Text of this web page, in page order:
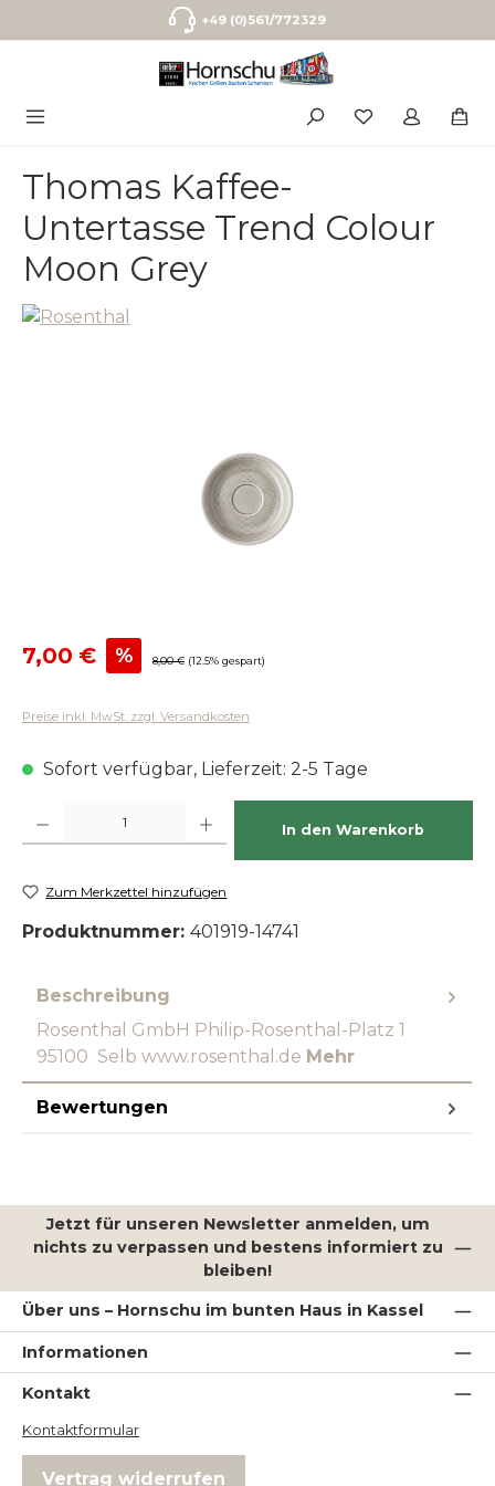
Zum Hauptinhalt springen+49 (0)561/772329
Thomas Kaffee-
Untertasse Trend Colour
Moon Grey
Verkaufspreis:
7,00 € % Regulärer Preis:
8,00 € (12.5% gespart)
Preise inkl. MwSt. zzgl. Versandkosten
Sofort verfügbar, Lieferzeit: 2-5 Tage
In den Warenkorb
Zum Merkzettel hinzufügen
Produktnummer: 401919-14741
Beschreibung
Rosenthal GmbH Philip-Rosenthal-Platz 1
95100 Selb www.rosenthal.de Mehr
Bewertungen
Jetzt für unseren Newsletter anmelden, um
nichts zu verpassen und bestens informiert zu
bleiben!
Über uns – Hornschu im bunten Haus in Kassel
Informationen
Kontakt
Kontaktformular
Vertrag widerrufen